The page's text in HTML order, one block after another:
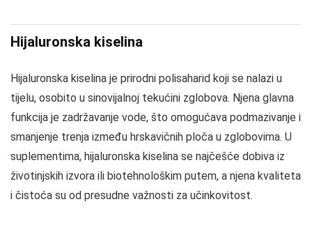
Hijaluronska kiselina
Hijaluronska kiselina je prirodni polisaharid koji se nalazi u
tijelu, osobito u sinovijalnoj tekućini zglobova. Njena glavna
funkcija je zadržavanje vode, što omogućava podmazivanje i
smanjenje trenja između hrskavičnih ploča u zglobovima. U
suplementima, hijaluronska kiselina se najčešće dobiva iz
životinjskih izvora ili biotehnološkim putem, a njena kvaliteta
i čistoća su od presudne važnosti za učinkovitost.